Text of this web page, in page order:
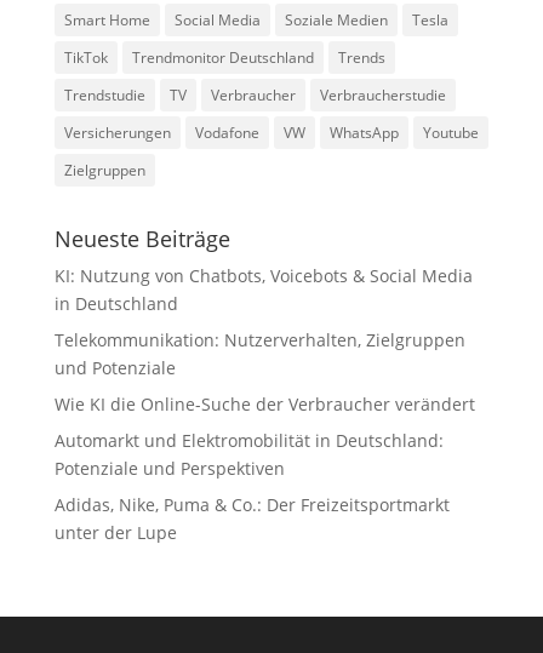
Smart Home
Social Media Soziale Medien
Tesla
TikTok
Trendmonitor Deutschland
Trends
Trendstudie
TV Verbraucher
Verbraucherstudie
Versicherungen
Vodafone VW WhatsApp
Youtube
Zielgruppen
Neueste Beiträge
KI: Nutzung von Chatbots, Voicebots & Social Media
in Deutschland
Telekommunikation: Nutzerverhalten, Zielgruppen
und Potenziale
Wie KI die Online-Suche der Verbraucher verändert
Automarkt und Elektromobilität in Deutschland:
Potenziale und Perspektiven
Adidas, Nike, Puma & Co.: Der Freizeitsportmarkt
unter der Lupe